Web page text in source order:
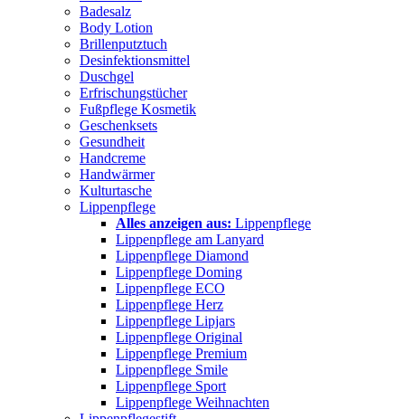
Badesalz
Body Lotion
Brillenputztuch
Desinfektionsmittel
Duschgel
Erfrischungstücher
Fußpflege Kosmetik
Geschenksets
Gesundheit
Handcreme
Handwärmer
Kulturtasche
Lippenpflege
Alles anzeigen aus: Lippenpflege
Lippenpflege am Lanyard
Lippenpflege Diamond
Lippenpflege Doming
Lippenpflege ECO
Lippenpflege Herz
Lippenpflege Lipjars
Lippenpflege Original
Lippenpflege Premium
Lippenpflege Smile
Lippenpflege Sport
Lippenpflege Weihnachten